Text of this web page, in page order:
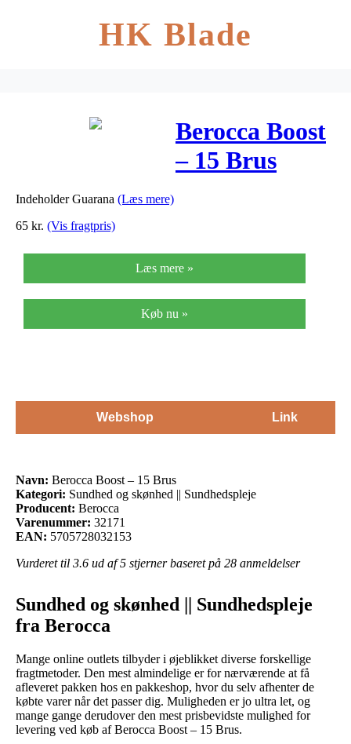
HK Blade
Berocca Boost
– 15 Brus
Indeholder Guarana (Læs mere)
65 kr. (Vis fragtpris)
Læs mere »
Køb nu »
Webshop Link
Navn: Berocca Boost – 15 Brus
Kategori: Sundhed og skønhed || Sundhedspleje
Producent: Berocca
Varenummer: 32171
EAN: 5705728032153
Vurderet til 3.6 ud af 5 stjerner baseret på 28 anmeldelser
Sundhed og skønhed || Sundhedspleje
fra Berocca
Mange online outlets tilbyder i øjeblikket diverse forskellige
fragtmetoder. Den mest almindelige er for nærværende at få
afleveret pakken hos en pakkeshop, hvor du selv afhenter de
købte varer når det passer dig. Muligheden er jo ultra let, og
mange gange derudover den mest prisbevidste mulighed for
levering ved køb af Berocca Boost – 15 Brus.